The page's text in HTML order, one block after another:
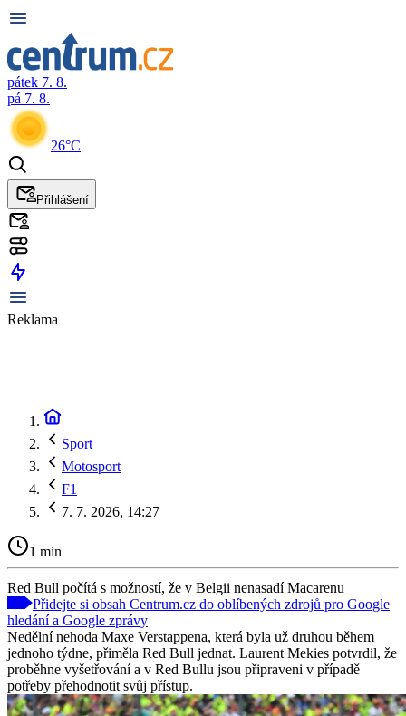
pátek 7. 8.
pá 7. 8.
26°C
Přihlášení
Reklama
Sport
Motosport
F1
7. 7. 2026, 14:27
1 min
Red Bull počítá s možností, že v Belgii nenasadí Macarenu
Přidejte si obsah Centrum.cz do oblíbených zdrojů pro Google
hledání a Google zprávy
Nedělní nehoda Maxe Verstappena, která byla už druhou během
jednoho týdne, přiměla Red Bull jednat. Laurent Mekies potvrdil, že
proběhne vyšetřování a v Red Bullu jsou připraveni v případě
potřeby přehodnotit svůj přístup.